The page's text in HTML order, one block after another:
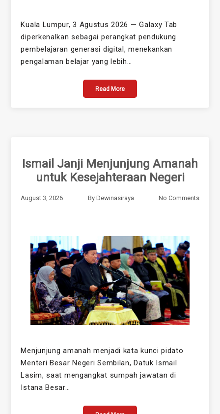
Kuala Lumpur, 3 Agustus 2026 — Galaxy Tab
diperkenalkan sebagai perangkat pendukung
pembelajaran generasi digital, menekankan
pengalaman belajar yang lebih…
Read More
Ismail Janji Menjunjung Amanah
untuk Kesejahteraan Negeri
August 3, 2026 By Dewinasiraya No Comments
Menjunjung amanah menjadi kata kunci pidato
Menteri Besar Negeri Sembilan, Datuk Ismail
Lasim, saat mengangkat sumpah jawatan di
Istana Besar…